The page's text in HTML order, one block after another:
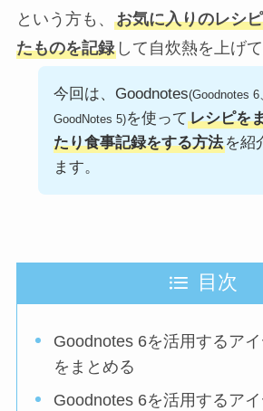
という方も、 お気に入りのレシ
たものを記録して自炊熱を上げ
今回は、Goodnotes(Goodnotes 6
GoodNotes 5)を使って レシピを
たり食事記録をする方法を紹
ます。
目次
Goodnotes 6を活用するア
をまとめる
Goodnotes 6を活用するア